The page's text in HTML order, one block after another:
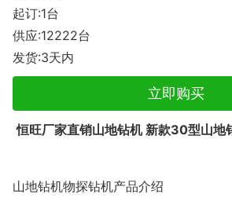
起订:1台
供应:12222台
发货:3天内
立即购买
恒旺厂家直销山地钻机 新款30型山地
山地钻机物探钻机产品介绍